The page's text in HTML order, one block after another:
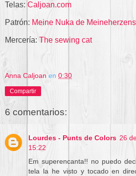
Telas: Caljoan.com
Patrón: Meine Nuka de
Mercería: The sewing cat
Anna Caljoan en 0:30
Compartir
6 comentarios:
Lourdes - Punts de Colors 26
15:22
Em superencanta!! no puedo
tela la he visto y tocado en